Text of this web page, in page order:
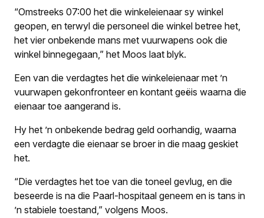
“Omstreeks 07:00 het die winkeleienaar sy ­winkel
geopen, en terwyl die personeel die winkel betree het,
het vier onbekende mans met vuurwapens ook die
winkel binnegegaan,” het Moos laat blyk.
Een van die verdagtes het die winkeleienaar met ’n
vuurwapen gekonfronteer en kontant geëis waarna die
eienaar toe aangerand is.
Hy het ’n onbekende bedrag geld oorhandig, waarna
een verdagte die eienaar se broer in die maag geskiet
het.
“Die verdagtes het toe van die toneel gevlug, en die
beseerde is na die Paarl-hospitaal geneem en is tans in
’n stabiele toestand,” volgens Moos.